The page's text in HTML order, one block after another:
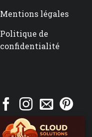
Mentions légales
Politique de
confidentialité